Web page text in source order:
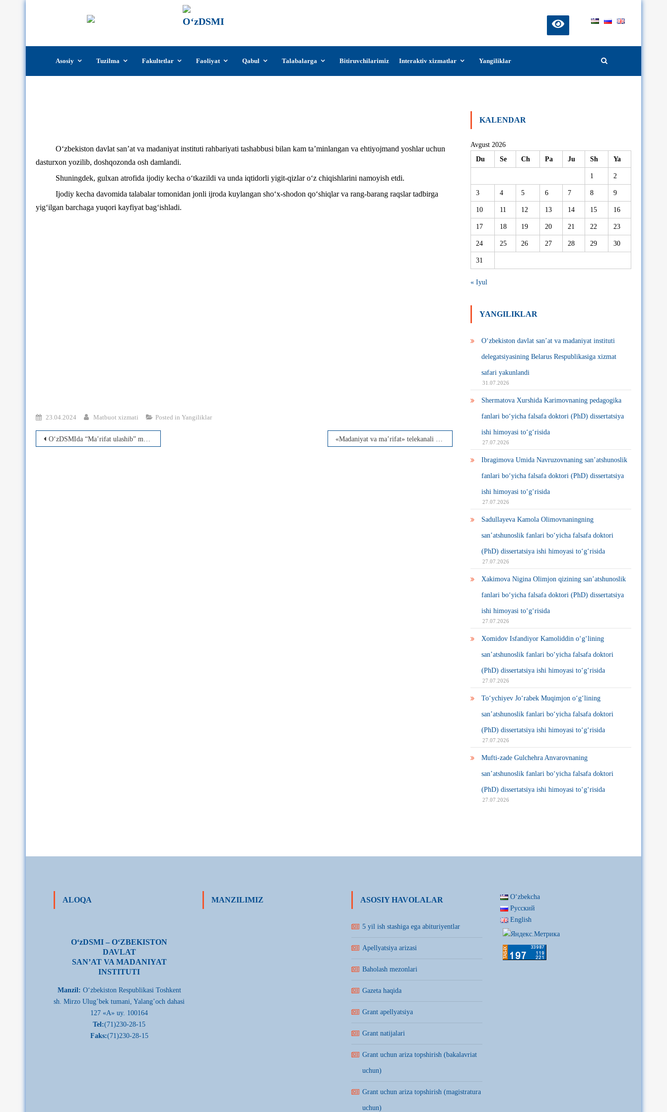
content
Asosiy Tuzilma Fakultetlar Faoliyat Qabul Talabalarga Bitiruvchilarimiz Interaktiv xizmatlar Yangiliklar
O‘zbekiston davlat san’at va madaniyat instituti rahbariyati tashabbusi bilan kam ta’minlangan va ehtiyojmand yoshlar uchun
dasturxon yozilib, doshqozonda osh damlandi.
Shuningdek, gulxan atrofida ijodiy kecha o‘tkazildi va unda iqtidorli yigit-qizlar o‘z chiqishlarini namoyish etdi.
Ijodiy kecha davomida talabalar tomonidan jonli ijroda kuylangan sho‘x-shodon qo‘shiqlar va rang-barang raqslar tadbirga
yig‘ilgan barchaga yuqori kayfiyat bag‘ishladi.
23.04.2024 Matbuot xizmati Posted in Yangiliklar
Post
О‘zDSMIda “Ma’rifat ulashib” mavzusida madaniy-ma’rifiy tadbir o‘tkazildi
KALENDAR
Avgust 2026
Du
Se Ch Pa Ju Sh Ya
1 2
3 4 5 6 7 8 9
10 11 12 13 14 15 16
17 18 19 20 21 22 23
24 25 26 27 28 29 30
31
« Iyul
YANGILIKLAR
O‘zbekiston davlat san’at va madaniyat instituti
delegatsiyasining Belarus Respublikasiga xizmat
safari yakunlandi
31.07.2026
Shermatova Xurshida Karimovnaning pedagogika
fanlari bo‘yicha falsafa doktori (PhD) dissertatsiya
ishi himoyasi to‘g‘risida
27.07.2026
Ibragimova Umida Navruzovnaning san’atshunoslik
fanlari bo‘yicha falsafa doktori (PhD) dissertatsiya
ishi himoyasi to‘g‘risida
27.07.2026
Sadullayeva Kamola Olimovnaningning
san’atshunoslik fanlari bo‘yicha falsafa doktori
(PhD) dissertatsiya ishi himoyasi to‘g‘risida
27.07.2026
Xakimova Nigina Olimjon qizining san’atshunoslik
fanlari bo‘yicha falsafa doktori (PhD) dissertatsiya
ishi himoyasi to‘g‘risida
27.07.2026
Xomidov Isfandiyor Kamoliddin o‘g‘lining
san’atshunoslik fanlari bo‘yicha falsafa doktori
(PhD) dissertatsiya ishi himoyasi to‘g‘risida
27.07.2026
To‘ychiyev Jo‘rabek Muqimjon o‘g‘lining
san’atshunoslik fanlari bo‘yicha falsafa doktori
(PhD) dissertatsiya ishi himoyasi to‘g‘risida
27.07.2026
Mufti-zade Gulchehra Anvarovnaning
san’atshunoslik fanlari bo‘yicha falsafa doktori
(PhD) dissertatsiya ishi himoyasi to‘g‘risida
27.07.2026
ALOQA
О‘zDSMI – О‘ZBEKISTON
DAVLAT
SAN’AT VA MADANIYAT
INSTITUTI
Manzil: О‘zbekiston Respublikasi Toshkent
sh. Mirzo Ulug’bek tumani, Yalang’och dahasi
127 «A» uy. 100164
Tel:(71)230-28-15
Faks:(71)230-28-15
MANZILIMIZ ASOSIY HAVOLALAR
5 yil ish stashiga ega abituriyentlar
Apellyatsiya arizasi
Baholash mezonlari
Gazeta haqida
Grant apellyatsiya
Grant natijalari
Grant uchun ariza topshirish (bakalavriat
uchun)
Grant uchun ariza topshirish (magistratura
uchun)
Oʻzbekcha
Русский
English